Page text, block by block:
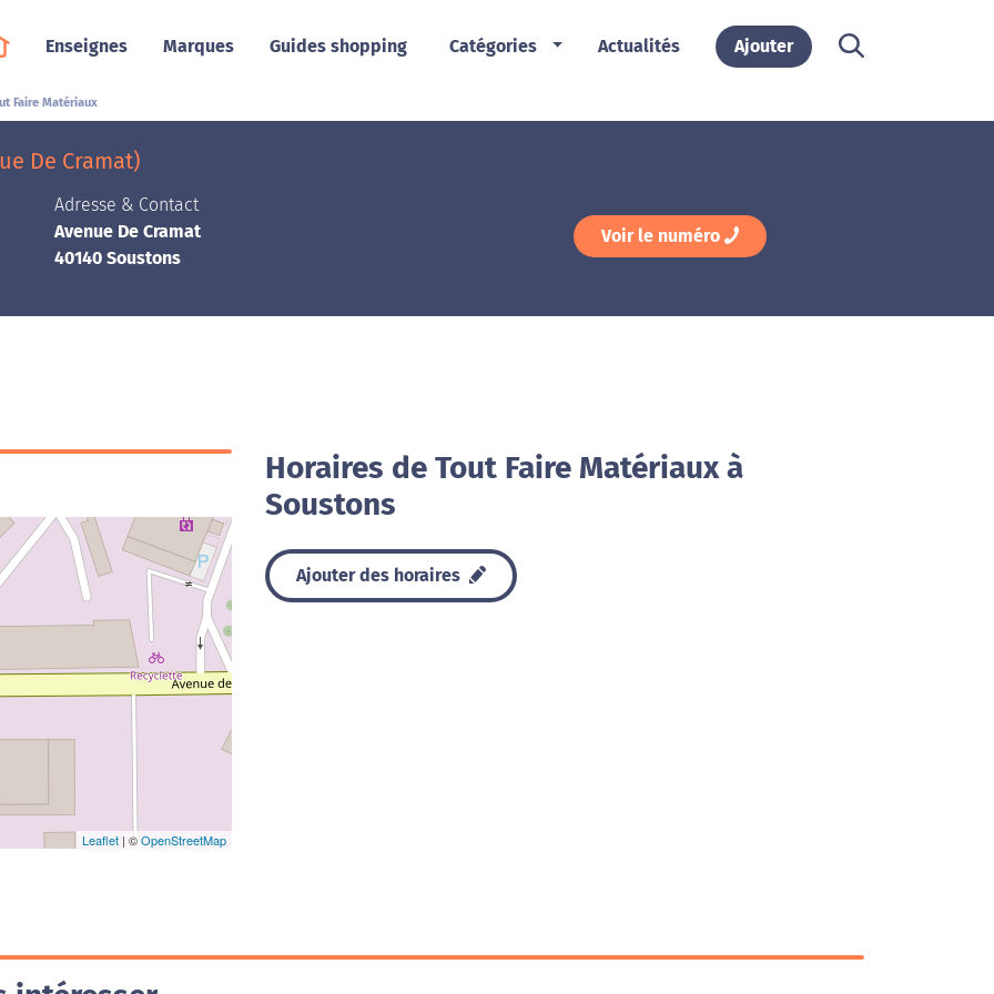
Enseignes Marques Guides shopping Catégories Actualités Ajouter
Faire Matériaux
De Cramat)
Adresse & Contact
Avenue De Cramat
40140 Soustons
Voir le numéro
Leaflet | ©OpenStreetMap
Horaires de Tout Faire Matériaux à
Soustons
Ajouter des horaires